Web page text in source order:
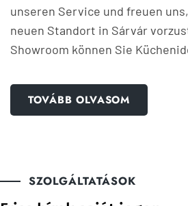
unseren Service und freuen
neuen Standort in Sárvár
Showroom können Sie
TOVÁBB OLVASOM
SZOLGÁLTATÁSOK